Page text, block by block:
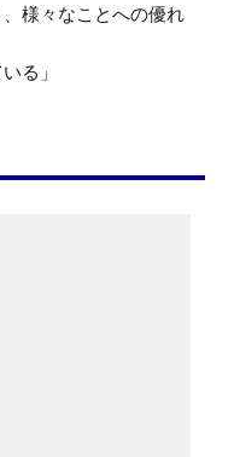
、様々なことへの優れ
る」